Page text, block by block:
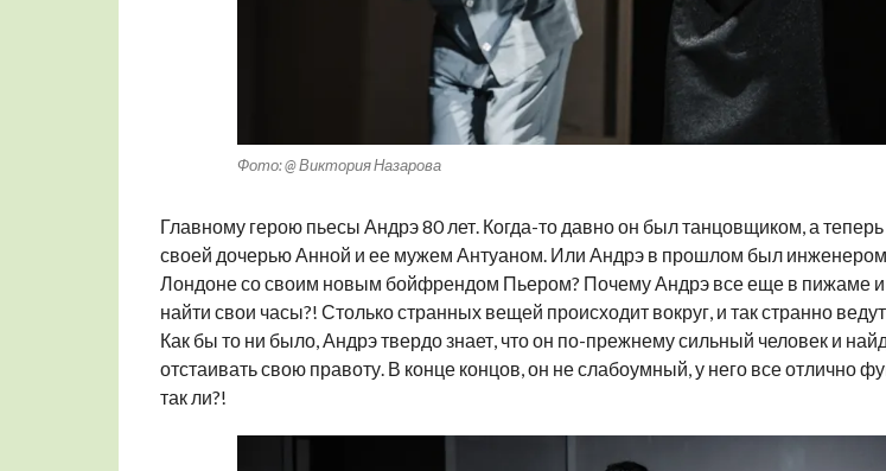
Фото: @ Виктория Назарова
Главному герою пьесы Андрэ 80 лет. Когда-то давно он был танцовщиком, а
своей дочерью Анной и ее мужем Антуаном. Или Андрэ в прошлом был инженером,
Лондоне со своим новым бойфрендом Пьером? Почему Андрэ все еще в пижаме и
найти свои часы?! Столько странных вещей происходит вокруг, и так странно
Как бы то ни было, Андрэ твердо знает, что он по-прежнему сильный человек и
отстаивать свою правоту. В конце концов, он не слабоумный, у него все отлично
так ли?!